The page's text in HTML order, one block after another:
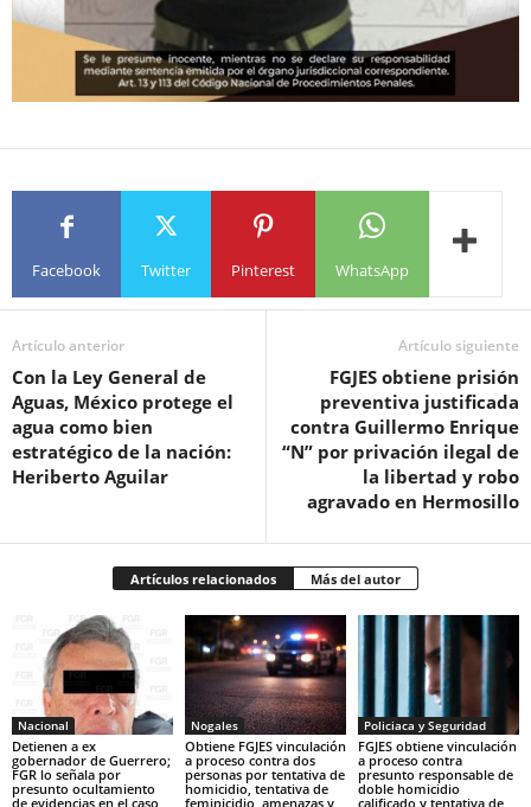
Facebook Twitter Pinterest WhatsApp
Artículo anterior
Con la Ley General de
Aguas, México protege el
agua como bien
estratégico de la nación:
Heriberto Aguilar
Artículo siguiente
FGJES obtiene prisión
preventiva justificada
contra Guillermo Enrique
“N” por privación ilegal de
la libertad y robo
agravado en Hermosillo
Artículos relacionados Más del autor
Nacional
Detienen a ex
gobernador de Guerrero;
FGR lo señala por
presunto ocultamiento
de evidencias en el caso
Nogales
Obtiene FGJES vinculación
a proceso contra dos
personas por tentativa de
homicidio, tentativa de
feminicidio, amenazas y
Policiaca y Seguridad
FGJES obtiene vinculación
a proceso contra
presunto responsable de
doble homicidio
calificado y tentativa de